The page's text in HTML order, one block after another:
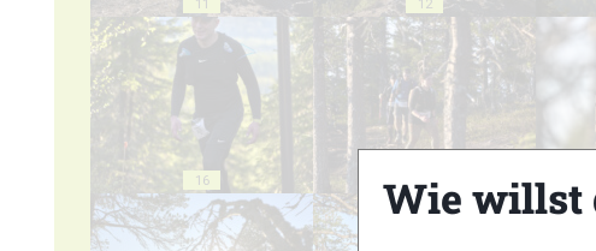
11 12
16 17
Wie willst